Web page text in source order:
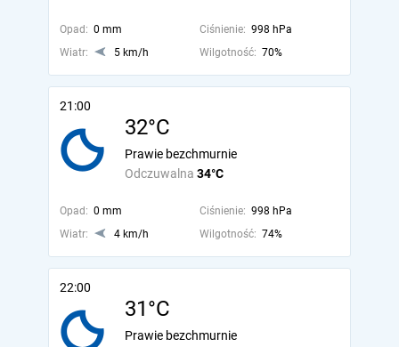
Opad: 0 mm Ciśnienie: 998 hPa
Wiatr:
5 km/h Wilgotność: 70%
21:00
32°C
Odczuwalna 34°C
Prawie bezchmurnie
Opad: 0 mm Ciśnienie: 998 hPa
Wiatr:
4 km/h Wilgotność: 74%
22:00
31°C
Prawie bezchmurnie